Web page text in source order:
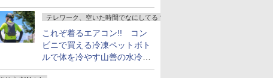
テレワーク、空いた時間でなにしてる？
これぞ着るエアコン!! コン
ビニで買える冷凍ペットボト
ルで体を冷やす山善の水冷ベ
ストがロードバイクにちょう